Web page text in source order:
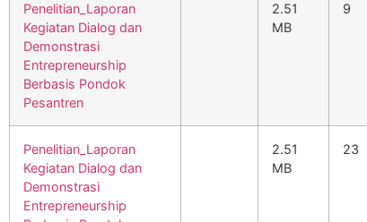
Penelitian_Laporan
Kegiatan Dialog dan
Demonstrasi
Entrepreneurship
Berbasis Pondok
Pesantren
2.51
MB
9
Penelitian_Laporan
Kegiatan Dialog dan
Demonstrasi
Entrepreneurship
2.51
MB
23